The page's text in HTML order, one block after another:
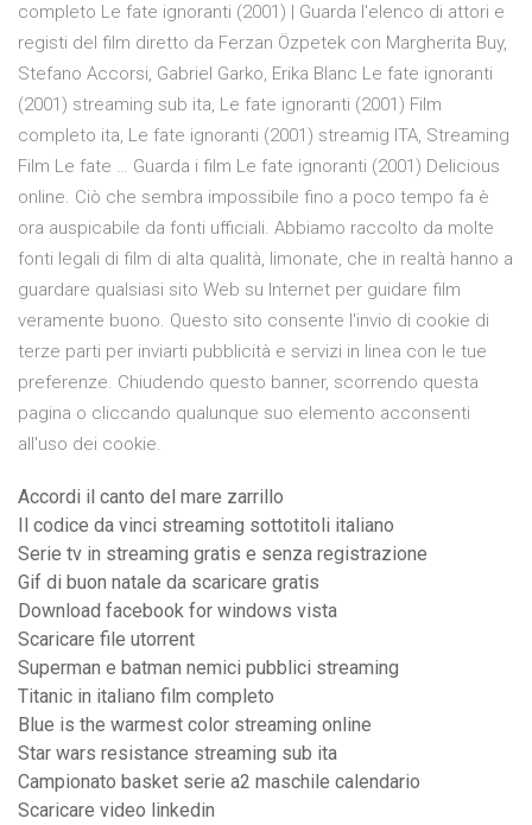
completo Le fate ignoranti (2001) | Guarda l'elenco di attori e
registi del film diretto da Ferzan Özpetek con Margherita Buy,
Stefano Accorsi, Gabriel Garko, Erika Blanc Le fate ignoranti
(2001) streaming sub ita, Le fate ignoranti (2001) Film
completo ita, Le fate ignoranti (2001) streamig ITA, Streaming
Film Le fate … Guarda i film Le fate ignoranti (2001) Delicious
online. Ciò che sembra impossibile fino a poco tempo fa è
ora auspicabile da fonti ufficiali. Abbiamo raccolto da molte
fonti legali di film di alta qualità, limonate, che in realtà hanno a
guardare qualsiasi sito Web su Internet per guidare film
veramente buono. Questo sito consente l'invio di cookie di
terze parti per inviarti pubblicità e servizi in linea con le tue
preferenze. Chiudendo questo banner, scorrendo questa
pagina o cliccando qualunque suo elemento acconsenti
all'uso dei cookie.
Accordi il canto del mare zarrillo
Il codice da vinci streaming sottotitoli italiano
Serie tv in streaming gratis e senza registrazione
Gif di buon natale da scaricare gratis
Download facebook for windows vista
Scaricare file utorrent
Superman e batman nemici pubblici streaming
Titanic in italiano film completo
Blue is the warmest color streaming online
Star wars resistance streaming sub ita
Campionato basket serie a2 maschile calendario
Scaricare video linkedin